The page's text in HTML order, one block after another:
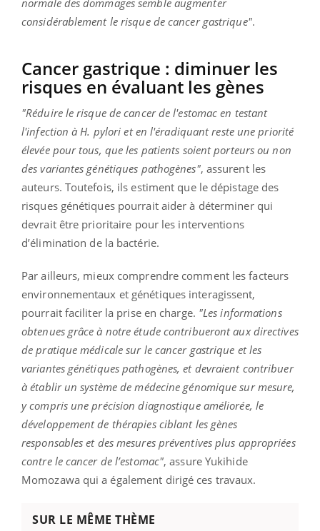
considérablement le risque de cancer gastrique".
Cancer gastrique : diminuer les
risques en évaluant les gènes
"Réduire le risque de cancer de l'estomac en testant
l'infection à H. pylori et en l'éradiquant reste une priorité
élevée pour tous, que les patients soient porteurs ou non
des variantes génétiques pathogènes", assurent les
auteurs. Toutefois, ils estiment que le dépistage des
risques génétiques pourrait aider à déterminer qui
devrait être prioritaire pour les interventions
d’élimination de la bactérie.
Par ailleurs, mieux comprendre comment les facteurs
environnementaux et génétiques interagissent,
pourrait faciliter la prise en charge. "Les informations
obtenues grâce à notre étude contribueront aux directives
de pratique médicale sur le cancer gastrique et les
variantes génétiques pathogènes, et devraient contribuer
à établir un système de médecine génomique sur mesure,
y compris une précision diagnostique améliorée, le
développement de thérapies ciblant les gènes
responsables et des mesures préventives plus appropriées
contre le cancer de l’estomac", assure Yukihide
Momozawa qui a également dirigé ces travaux.
SUR LE MÊME THÈME